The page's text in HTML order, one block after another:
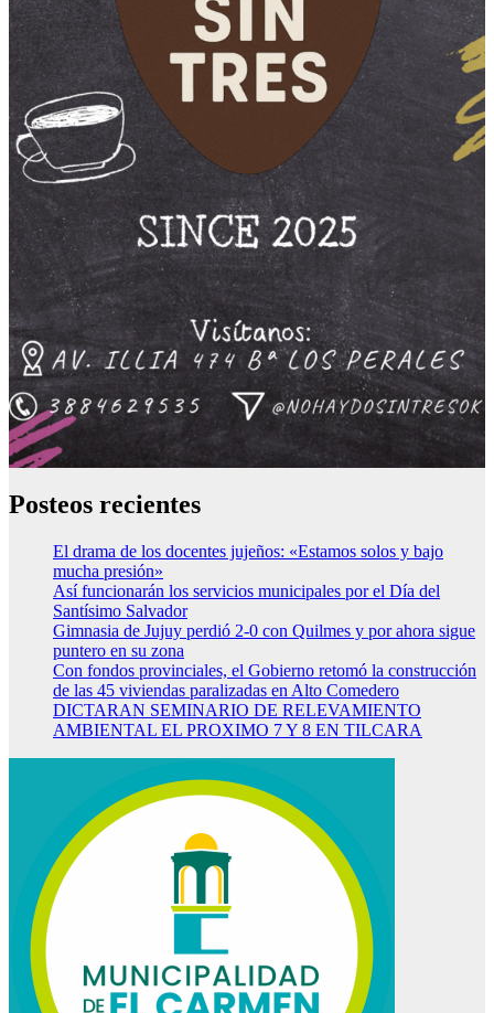
Posteos recientes
El drama de los docentes jujeños: «Estamos solos y bajo
mucha presión»
Así funcionarán los servicios municipales por el Día del
Santísimo Salvador
Gimnasia de Jujuy perdió 2-0 con Quilmes y por ahora sigue
puntero en su zona
Con fondos provinciales, el Gobierno retomó la construcción
de las 45 viviendas paralizadas en Alto Comedero
DICTARAN SEMINARIO DE RELEVAMIENTO
AMBIENTAL EL PROXIMO 7 Y 8 EN TILCARA